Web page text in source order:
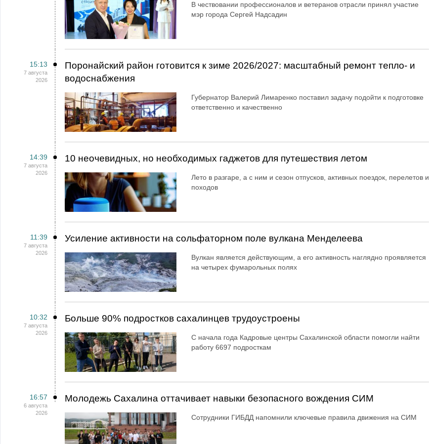
В чествовании профессионалов и ветеранов отрасли принял участие
мэр города Сергей Надсадин
15:13
7 августа
2026
Поронайский район готовится к зиме 2026/2027: масштабный ремонт тепло- и
водоснабжения
Губернатор Валерий Лимаренко поставил задачу подойти к подготовке
ответственно и качественно
14:39
7 августа
2026
10 неочевидных, но необходимых гаджетов для путешествия летом
Лето в разгаре, а с ним и сезон отпусков, активных поездок, перелетов и
походов
11:39
7 августа
2026
Усиление активности на сольфаторном поле вулкана Менделеева
Вулкан является действующим, а его активность наглядно проявляется
на четырех фумарольных полях
10:32
7 августа
2026
Больше 90% подростков сахалинцев трудоустроены
С начала года Кадровые центры Сахалинской области помогли найти
работу 6697 подросткам
16:57
6 августа
2026
Молодежь Сахалина оттачивает навыки безопасного вождения СИМ
Сотрудники ГИБДД напомнили ключевые правила движения на СИМ